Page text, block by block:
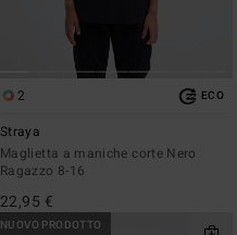
2 ECO
Straya
Maglietta a maniche corte Nero
Ragazzo 8-16
22,95 €
NUOVO PRODOTTO